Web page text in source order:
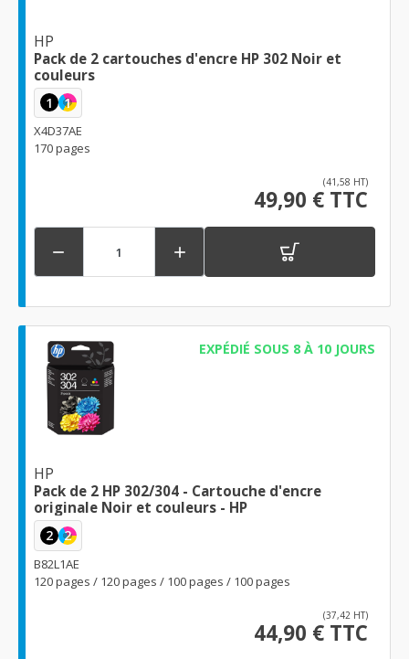
HP
Pack de 2 cartouches d'encre HP 302 Noir et
couleurs
1 1
X4D37AE
170 pages
(41,58 HT)
49,90 € TTC
 
EXPÉDIÉ SOUS 8 À 10 JOURS
HP
Pack de 2 HP 302/304 - Cartouche d'encre
originale Noir et couleurs - HP
2 2
B82L1AE
120 pages / 120 pages / 100 pages / 100 pages
(37,42 HT)
44,90 € TTC